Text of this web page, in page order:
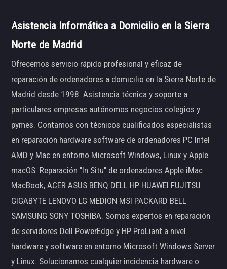
Asistencia Informática a Domicilio en la Sierra
Norte de Madrid
Ofrecemos servicio rápido profesional y eficaz de
reparación de ordenadores a domicilio en la Sierra Norte de
Madrid desde 1998. Asistencia técnica y soporte a
particulares empresas autónomos negocios colegios y
pymes. Contamos con técnicos cualificados especialistas
en reparación hardware software de ordenadores PC Intel
AMD y Mac en entorno Microsoft Windows, Linux y Apple
macOS. Reparación "In Situ" de ordenadores Apple iMac
MacBook, ACER ASUS BENQ DELL HP HUAWEI FUJITSU
GIGABYTE LENOVO LG MEDION MSI PACKARD BELL
SAMSUNG SONY TOSHIBA. Somos expertos en reparación
de servidores Dell PowerEdge y HP ProLiant a nivel
hardware y software en entorno Microsoft Windows Server
y Linux. Solucionamos cualquier incidencia hardware o